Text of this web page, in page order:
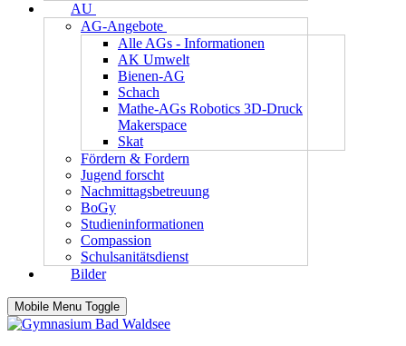
AU
AG-Angebote
Alle AGs - Informationen
AK Umwelt
Bienen-AG
Schach
Mathe-AGs Robotics 3D-Druck
Makerspace
Skat
Fördern & Fordern
Jugend forscht
Nachmittagsbetreuung
BoGy
Studieninformationen
Compassion
Schulsanitätsdienst
Bilder
Mobile Menu Toggle